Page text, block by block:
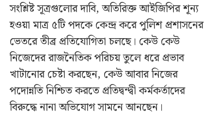
সংশ্লিষ্ট সূত্রগুলোর দাবি, অতিরিক্ত আইজিপির শূন্য
হওয়া মাত্র ৫টি পদকে কেন্দ্র করে পুলিশ প্রশাসনের
ভেতরে তীব্র প্রতিযোগিতা চলছে। কেউ কেউ
নিজেদের রাজনৈতিক পরিচয় তুলে ধরে প্রভাব
খাটানোর চেষ্টা করছেন, কেউ আবার নিজের
পদোন্নতি নিশ্চিত করতে প্রতিদ্বন্দ্বী কর্মকর্তাদের
বিরুদ্ধে নানা অভিযোগ সামনে আনছেন।